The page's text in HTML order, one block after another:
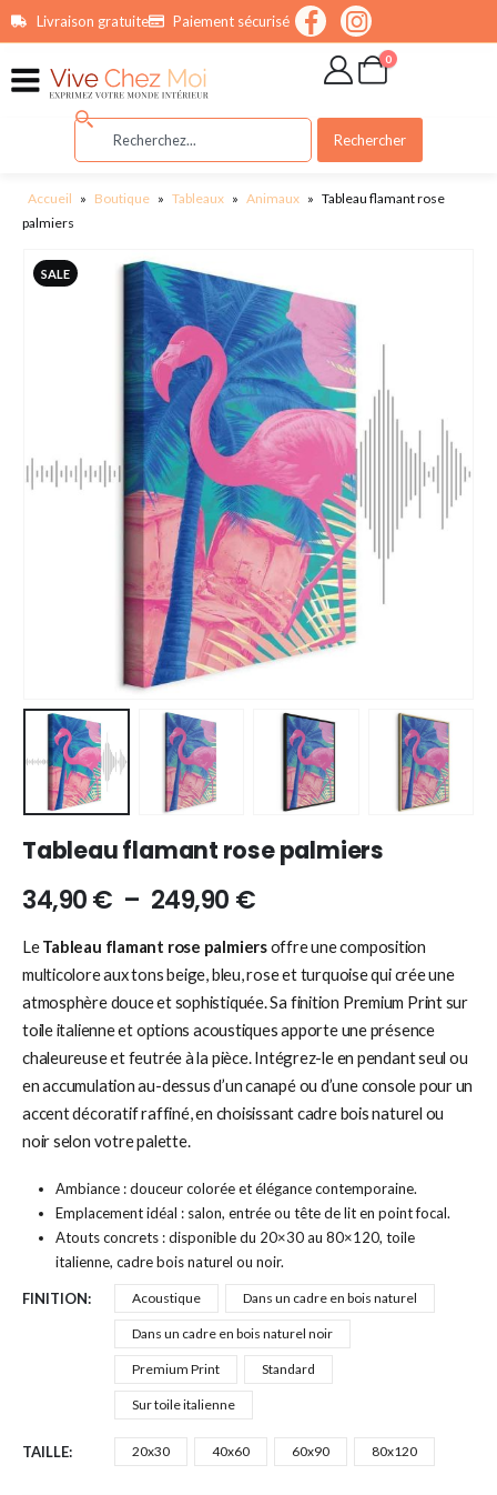
principalLivraison gratuite Paiement sécurisé
0
Rechercher
Accueil » Boutique » Tableaux » Animaux » Tableau flamant rose
palmiers
SALE
Tableau flamant rose palmiers
34,90€ – 249,90 €
LeTableau flamant rose palmiersoffre une composition
multicolore aux tons beige, bleu, rose et turquoise qui crée une
atmosphère douce et sophistiquée. Sa finition Premium Print sur
toile italienne et options acoustiques apporte une présence
chaleureuse et feutrée à la pièce. Intégrez-le en pendant seul ou
en accumulation au-dessus d’un canapé ou d’une console pour un
accent décoratif raffiné, en choisissant cadre bois naturel ou
noir selon votre palette.
Ambiance : douceur colorée et élégance contemporaine.
Emplacement idéal : salon, entrée ou tête de lit en point focal.
Atouts concrets : disponible du 20×30 au 80×120, toile
italienne, cadre bois naturel ou noir.
FINITION Acoustique Dans un cadre en bois naturel
Dans un cadre en bois naturel noir
Premium Print Standard
Sur toile italienne
TAILLE 20x30 40x60 60x90 80x120